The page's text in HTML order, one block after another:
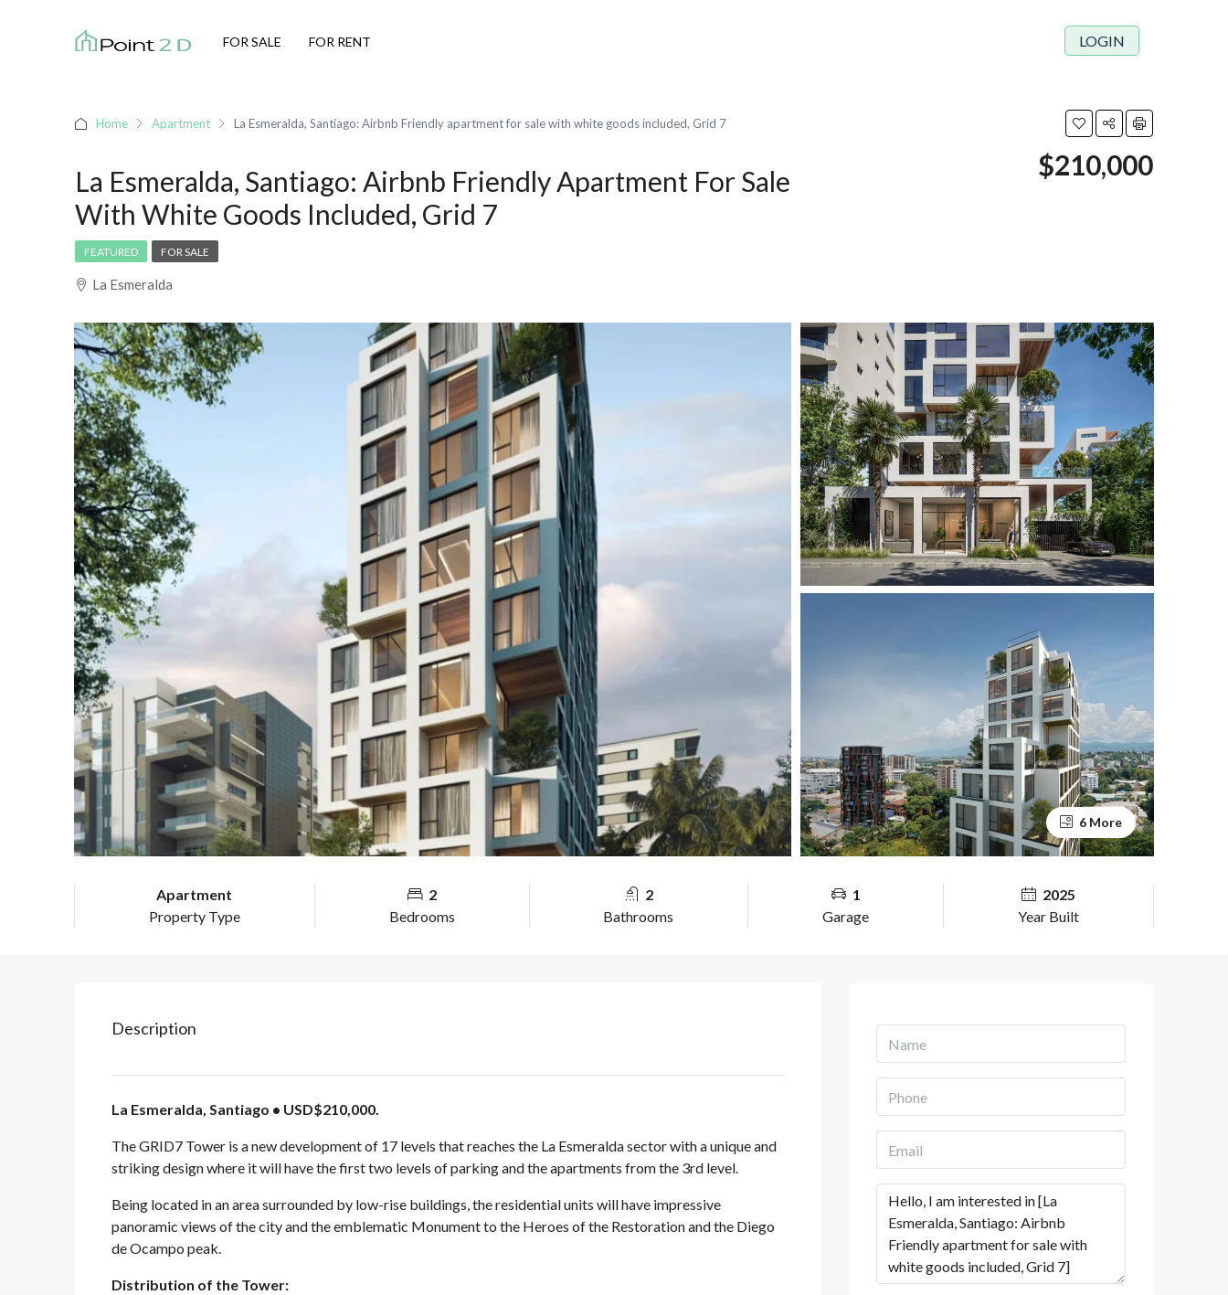
FOR SALE FOR RENT LOGIN
Home Apartment La Esmeralda, Santiago: Airbnb Friendly apartment for sale with white goods included, Grid 7
La Esmeralda, Santiago: Airbnb Friendly Apartment For Sale
With White Goods Included, Grid 7
$210,000
FEATURED FOR SALE
La Esmeralda
6 More
Apartment
Property Type
2
Bedrooms
2
Bathrooms
1
Garage
2025
Year Built
Description
La Esmeralda, Santiago • USD$210,000.
The GRID7 Tower is a new development of 17 levels that reaches the La Esmeralda sector with a unique and
striking design where it will have the first two levels of parking and the apartments from the 3rd level.
Being located in an area surrounded by low-rise buildings, the residential units will have impressive
panoramic views of the city and the emblematic Monument to the Heroes of the Restoration and the Diego
de Ocampo peak.
Distribution of the Tower: